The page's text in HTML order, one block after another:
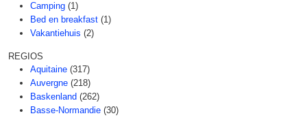
Camping (1)
Bed en breakfast (1)
Vakantiehuis (2)
REGIOS
Aquitaine (317)
Auvergne (218)
Baskenland (262)
Basse-Normandie (30)